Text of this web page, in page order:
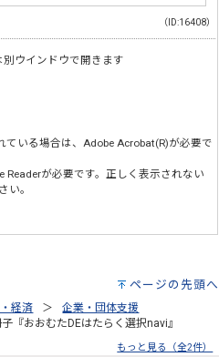
（ID:16408）
ウインドウで開きます
ている場合は、Adobe Acrobat(R)が必要で
Readerが必要です。正しく表示されない
い。
ページの先頭へ
経済
企業・団体支援
『おおむたDEはたらく選択navi』
もっと見る（全2件）